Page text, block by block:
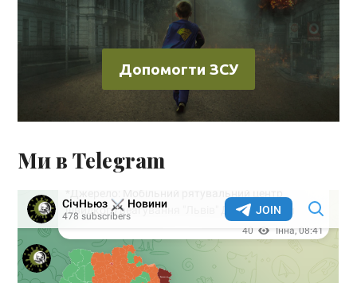
Допомогти ЗСУ
Ми в Telegram